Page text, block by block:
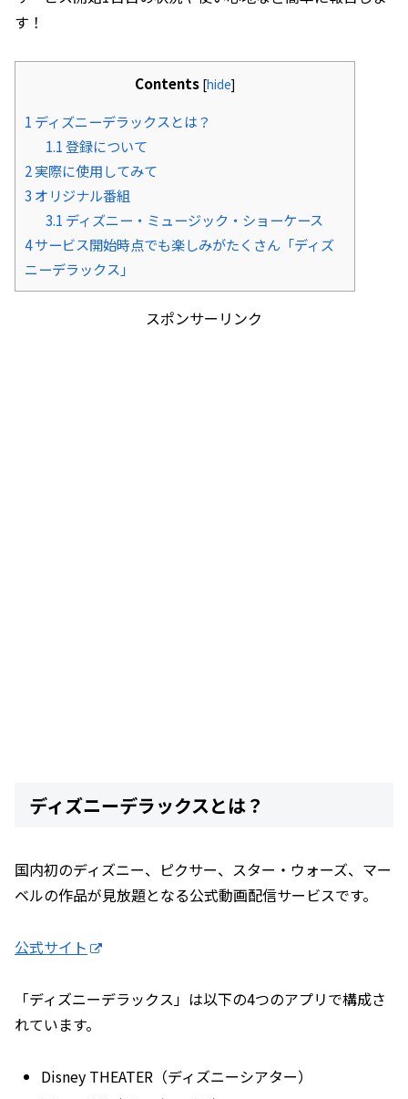
す！
Contents [hide]
1 ディズニーデラックスとは？
1.1登録について
2実際に使用してみて
3 オリジナル番組
3.1 ディズニー・ミュージック・ショーケース
4サービス開始時点でも楽しみがたくさん「ディズ
ニーデラックス」
スポンサーリンク
ディズニーデラックスとは？
国内初のディズニー、ピクサー、スター・ウォーズ、マー
ベルの作品が見放題となる公式動画配信サービスです。
公式サイト
「ディズニーデラックス」は以下の4つのアプリで構成さ
れています。
Disney THEATER（ディズニーシアター）